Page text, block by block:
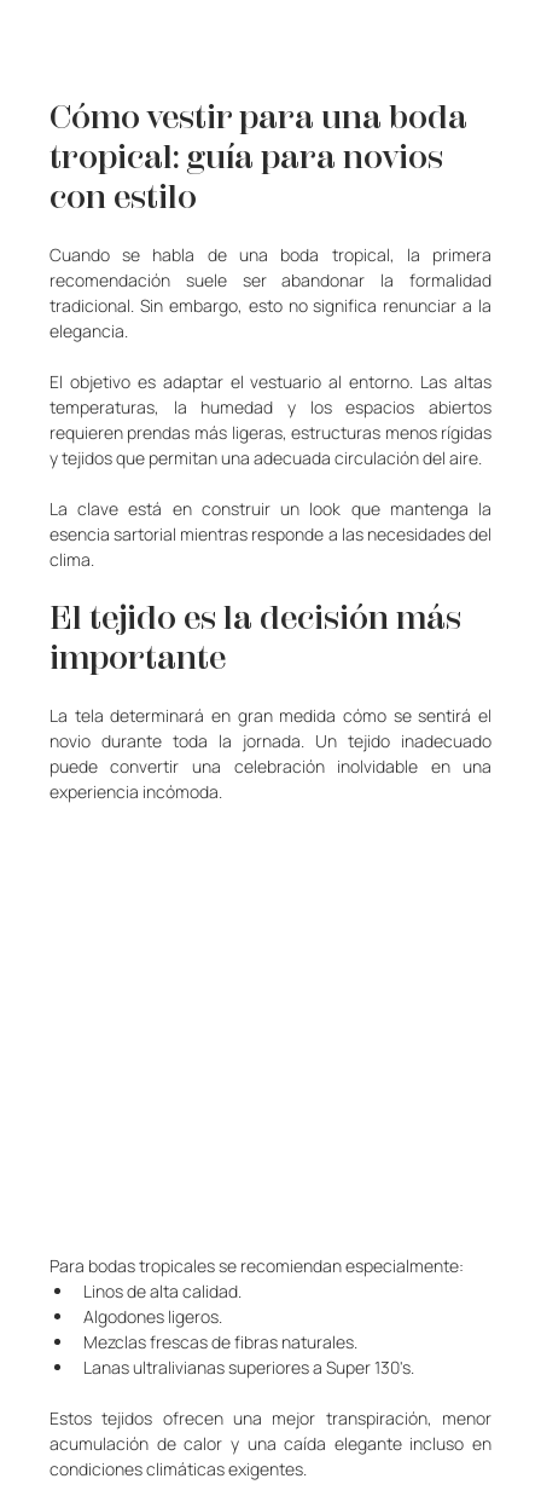
Cómo vestir para una boda
tropical: guía para novios
con estilo
Cuando se habla de una boda tropical, la primera
recomendación suele ser abandonar la formalidad
tradicional. Sin embargo, esto no significa renunciar a la
elegancia.
El objetivo es adaptar el vestuario al entorno. Las altas
temperaturas, la humedad y los espacios abiertos
requieren prendas más ligeras, estructuras menos rígidas
y tejidos que permitan una adecuada circulación del aire.
La clave está en construir un look que mantenga la
esencia sartorial mientras responde a las necesidades del
clima.
El tejido es la decisión más
importante
La tela determinará en gran medida cómo se sentirá el
novio durante toda la jornada. Un tejido inadecuado
puede convertir una celebración inolvidable en una
experiencia incómoda.
Para bodas tropicales se recomiendan especialmente:
Linos de alta calidad.
Algodones ligeros.
Mezclas frescas de fibras naturales.
Lanas ultralivianas superiores a Super 130's.
Estos tejidos ofrecen una mejor transpiración, menor
acumulación de calor y una caída elegante incluso en
condiciones climáticas exigentes.